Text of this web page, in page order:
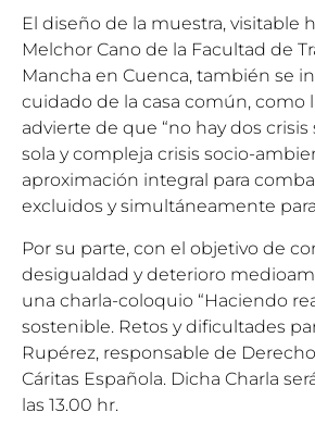
El diseño de la muestra, visitable
Melchor Cano de la Facultad de
Mancha en Cuenca, también se
cuidado de la casa común, como
advierte de que “no hay dos
sola y compleja crisis socio-
aproximación integral para
excluidos y simultáneamente
Por su parte, con el objetivo de
desigualdad y deterioro
una charla-coloquio “Haciendo
sostenible. Retos y dificultades
Rupérez, responsable de
Cáritas Española. Dicha Charla
las 13.00 hr.